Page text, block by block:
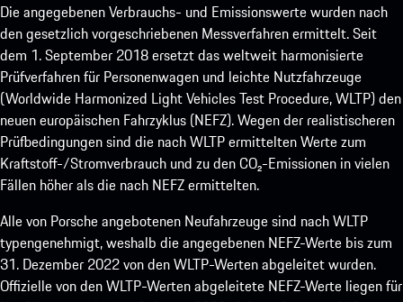
Die angegebenen Verbrauchs- und Emissionswerte wurden nach
den gesetzlich vorgeschriebenen Messverfahren ermittelt. Seit
dem 1. September 2018 ersetzt das weltweit harmonisierte
Prüfverfahren für Personenwagen und leichte Nutzfahrzeuge
(Worldwide Harmonized Light Vehicles Test Procedure, WLTP) den
neuen europäischen Fahrzyklus (NEFZ). Wegen der realistischeren
Prüfbedingungen sind die nach WLTP ermittelten Werte zum
Kraftstoff-/Stromverbrauch und zu den CO₂-Emissionen in vielen
Fällen höher als die nach NEFZ ermittelten.
Alle von Porsche angebotenen Neufahrzeuge sind nach WLTP
typengenehmigt, weshalb die angegebenen NEFZ-Werte bis zum
31. Dezember 2022 von den WLTP-Werten abgeleitet wurden.
Offizielle von den WLTP-Werten abgeleitete NEFZ-Werte liegen für